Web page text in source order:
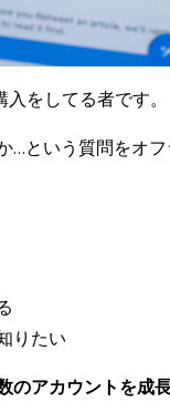
をしてる者です。
…という質問をオ
りたい
アカウントを成